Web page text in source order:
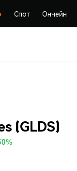
Спот Ончейн
(GLDS)